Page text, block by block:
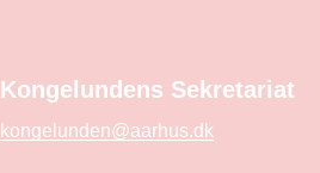
Kongelundens Sekretariat
kongelunden@aarhus.dk